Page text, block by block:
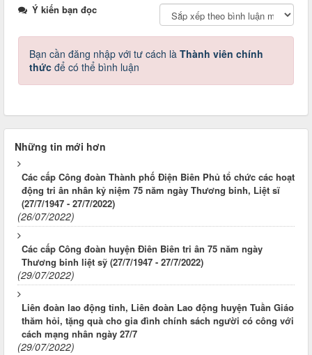
Ý kiến bạn đọc
Bạn cần đăng nhập với tư cách là Thành viên chính
thức để có thể bình luận
Những tin mới hơn
Các cấp Công đoàn Thành phố Điện Biên Phủ tổ chức các hoạt
động tri ân nhân kỷ niệm 75 năm ngày Thương binh, Liệt sĩ
(27/7/1947 - 27/7/2022)
(26/07/2022)
Các cấp Công đoàn huyện Điên Biên tri ân 75 năm ngày
Thương binh liệt sỹ (27/7/1947 - 27/7/2022)
(29/07/2022)
Liên đoàn lao động tỉnh, Liên đoàn Lao động huyện Tuần Giáo
thăm hỏi, tặng quà cho gia đình chính sách người có công với
cách mạng nhân ngày 27/7
(29/07/2022)